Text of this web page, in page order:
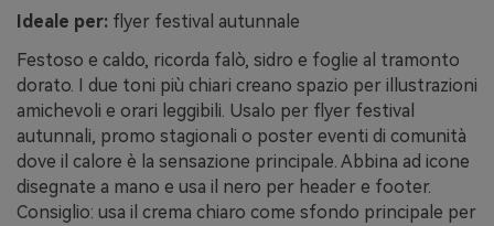
Ideale per: flyer festival autunnale
Festoso e caldo, ricorda falò, sidro e foglie al tramonto
dorato. I due toni più chiari creano spazio per illustrazioni
amichevoli e orari leggibili. Usalo per flyer festival
autunnali, promo stagionali o poster eventi di comunità
dove il calore è la sensazione principale. Abbina ad icone
disegnate a mano e usa il nero per header e footer.
Consiglio: usa il crema chiaro come sfondo principale per